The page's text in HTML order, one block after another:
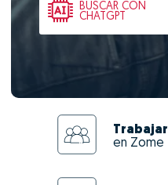
BUSCAR CON
CHATGPT
Trabajar
en Zome